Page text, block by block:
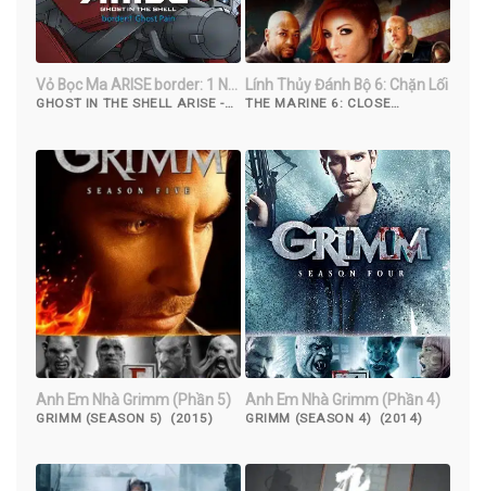
Vỏ Bọc Ma ARISE border: 1 Nỗi
Đau Ma
GHOST IN THE SHELL ARISE -
Lính Thủy Đánh Bộ 6: Chặn Lối
THE MARINE 6: CLOSE
Anh Em Nhà Grimm (Phần 5)
GRIMM (SEASON 5) (2015)
Anh Em Nhà Grimm (Phần 4)
GRIMM (SEASON 4) (2014)